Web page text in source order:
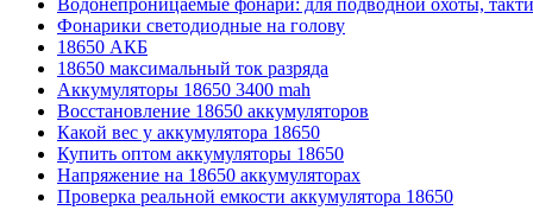
Фонарики светодиодные на голову
18650 АКБ
18650 максимальный ток разряда
Аккумуляторы 18650 3400 mah
Восстановление 18650 аккумуляторов
Какой вес у аккумулятора 18650
Купить оптом аккумуляторы 18650
Напряжение на 18650 аккумуляторах
Проверка реальной емкости аккумулятора 18650